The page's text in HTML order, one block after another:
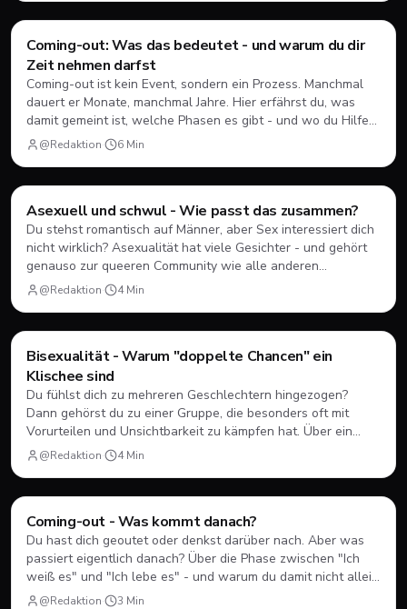
Coming-Out
Coming-out: Was das bedeutet - und warum du dir
Zeit nehmen darfst
Coming-out ist kein Event, sondern ein Prozess. Manchmal
dauert er Monate, manchmal Jahre. Hier erfährst du, was
damit gemeint ist, welche Phasen es gibt - und wo du Hilfe
findest, wenn du sie brauchst.
@Redaktion· 6 Min
Coming-Out
Asexuell und schwul - Wie passt das zusammen?
Du stehst romantisch auf Männer, aber Sex interessiert dich
nicht wirklich? Asexualität hat viele Gesichter - und gehört
genauso zur queeren Community wie alle anderen
Orientierungen.
@Redaktion· 4Min
Coming-Out
Bisexualität - Warum "doppelte Chancen" ein
Klischee sind
Du fühlst dich zu mehreren Geschlechtern hingezogen?
Dann gehörst du zu einer Gruppe, die besonders oft mit
Vorurteilen und Unsichtbarkeit zu kämpfen hat. Über ein
Coming-out, das oft von beiden Seiten in Frage gestellt wird.
@Redaktion· 4Min
Coming-Out
Coming-out - Was kommt danach?
Du hast dich geoutet oder denkst darüber nach. Aber was
passiert eigentlich danach? Über die Phase zwischen "Ich
weiß es" und "Ich lebe es" - und warum du damit nicht allein
bist.@Redaktion· 3 Min